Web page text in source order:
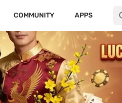
COMMUNITY APPS